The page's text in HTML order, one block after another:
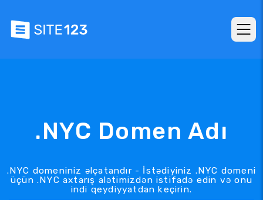
.NYC Domen Adı
.NYC domeniniz əlçatandır - İstədiyiniz .NYC domeni
üçün .NYC axtarış alətimizdən istifadə edin və onu
indi qeydiyyatdan keçirin.